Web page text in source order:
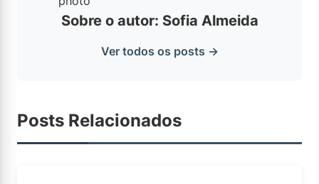
Sobre o autor: Sofia Almeida
Ver todos os posts →
Posts Relacionados